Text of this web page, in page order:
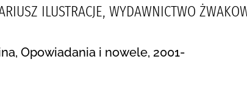
ILUSTRACJE, WYDAWNICTWO
Opowiadania i nowele, 2001-